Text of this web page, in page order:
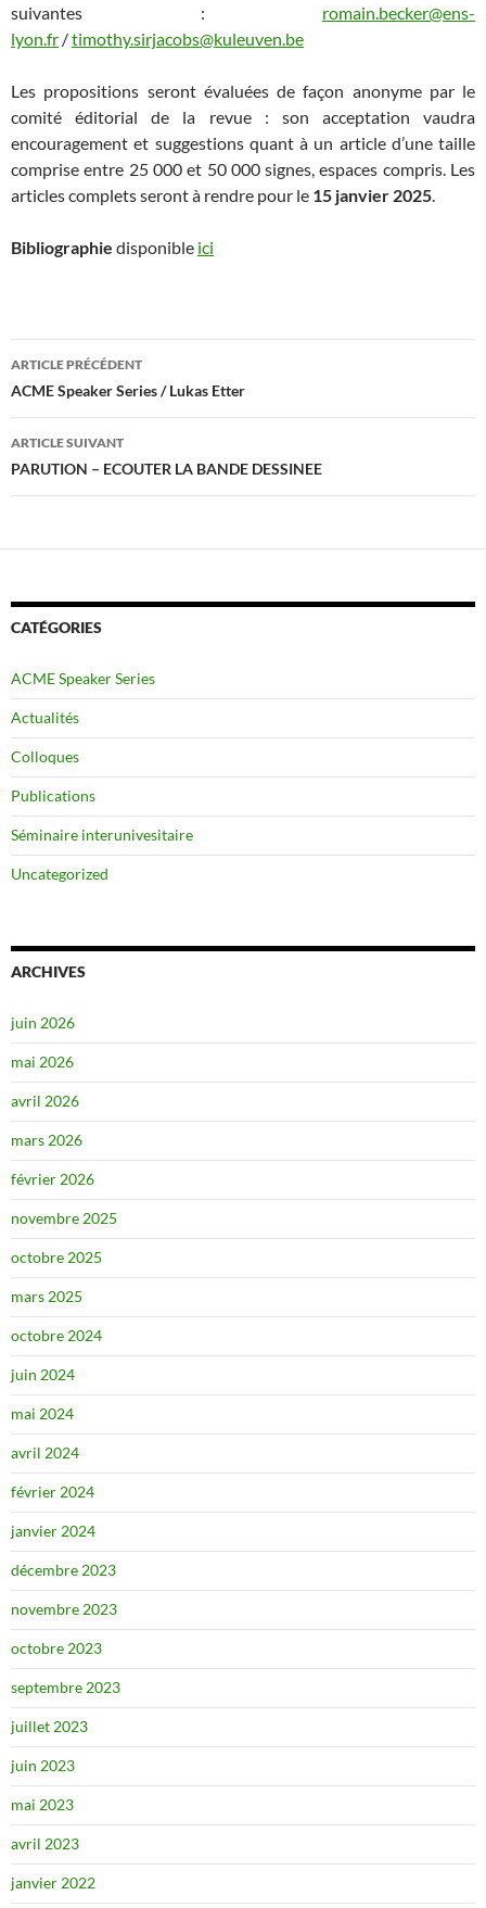
suivantes : romain.becker@ens-
lyon.fr /timothy.sirjacobs@kuleuven.be
Les propositions seront évaluées de façon anonyme par le
comité éditorial de la revue : son acceptation vaudra
encouragement et suggestions quant à un article d’une taille
comprise entre 25 000 et 50 000 signes, espaces compris. Les
articles complets seront à rendre pour le 15 janvier 2025.
Bibliographie disponible ici
Navigation
des
articles
ARTICLE PRÉCÉDENT
ACME Speaker Series / Lukas Etter
ARTICLE SUIVANT
PARUTION – ECOUTER LA BANDE DESSINEE
CATÉGORIES
ACME Speaker Series
Actualités
Colloques
Publications
Séminaire interunivesitaire
Uncategorized
ARCHIVES
juin 2026
mai 2026
avril 2026
mars 2026
février 2026
novembre 2025
octobre 2025
mars 2025
octobre 2024
juin 2024
mai 2024
avril 2024
février 2024
janvier 2024
décembre 2023
novembre 2023
octobre 2023
septembre 2023
juillet 2023
juin 2023
mai 2023
avril 2023
janvier 2022